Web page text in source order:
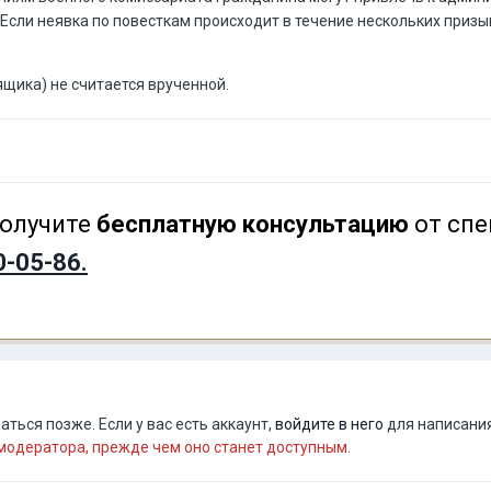
неявка по повесткам происходит в течение нескольких
не считается врученной.
бесплатную консультацию от
05-86.
позже. Если у вас есть аккаунт, войдите в него для
прежде чем оно станет доступным.